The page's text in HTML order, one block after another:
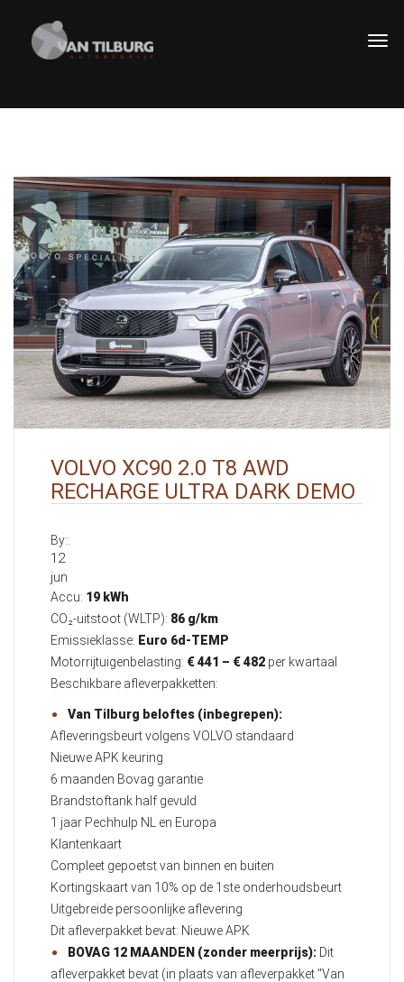
VOLVO XC90 2.0 T8 AWD
RECHARGE ULTRA DARK DEMO
By::
12
jun
Accu: 19 kWh
CO₂-uitstoot (WLTP): 86 g/km
Emissieklasse: Euro 6d-TEMP
Motorrijtuigenbelasting: € 441 – € 482 per kwartaal
Beschikbare afleverpakketten:
Van Tilburg beloftes (inbegrepen):
Afleveringsbeurt volgens VOLVO standaard
Nieuwe APK keuring
6 maanden Bovag garantie
Brandstoftank half gevuld
1 jaar Pechhulp NL en Europa
Klantenkaart
Compleet gepoetst van binnen en buiten
Kortingskaart van 10% op de 1ste onderhoudsbeurt
Uitgebreide persoonlijke aflevering
Dit afleverpakket bevat: Nieuwe APK
BOVAG 12 MAANDEN (zonder meerprijs): Dit
afleverpakket bevat (in plaats van afleverpakket "Van